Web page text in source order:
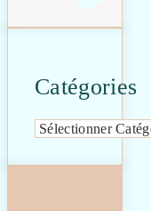
Catégories
Catégories